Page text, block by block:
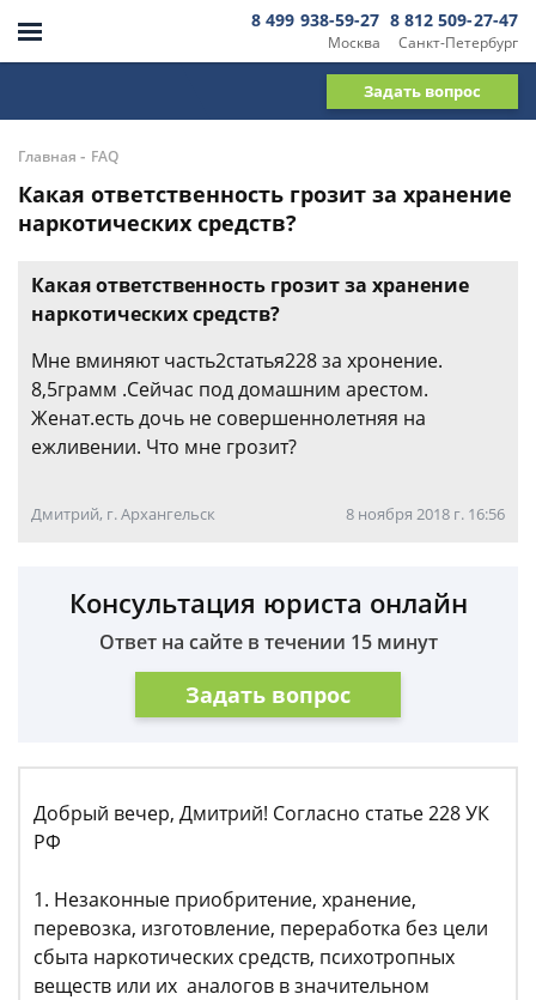
Москва
8 499 938-59-27
Санкт-Петербург
8 812 509-27-47
Задать вопрос
Главная - FAQ
Какая ответственность грозит за хранение
наркотических средств?
Какая ответственность грозит за хранение
наркотических средств?
Мне вминяют часть2статья228 за хронение.
8,5грамм .Сейчас под домашним арестом.
Женат.есть дочь не совершеннолетняя на
ежливении. Что мне грозит?
Дмитрий, г. Архангельск 8 ноября 2018 г. 16:56
Консультация юриста онлайн
Ответ на сайте в течении 15 минут
Задать вопрос
Добрый вечер, Дмитрий! Согласно статье 228 УК
РФ
1. Незаконные приобритение, хранение,
перевозка, изготовление, переработка без цели
сбыта наркотических средств, психотропных
веществ или их аналогов в значительном